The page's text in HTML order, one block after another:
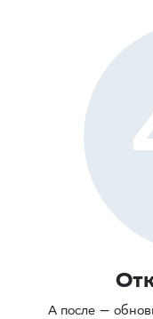
А после —